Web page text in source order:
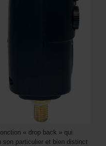
« drop back » qui
son particulier et bien distinct